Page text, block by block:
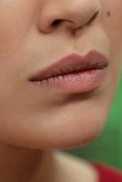
cambió para todos
de un crimen
casándose con
Nazin tras
al médico al
que estaba